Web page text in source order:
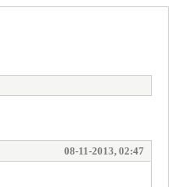
08-11-2013, 02:47